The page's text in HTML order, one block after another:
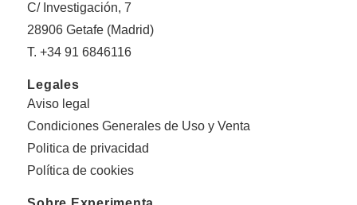
C/ Investigación, 7
28906 Getafe (Madrid)
T. +34 91 6846116
Legales
Aviso legal
Condiciones Generales de Uso y Venta
Politica de privacidad
Política de cookies